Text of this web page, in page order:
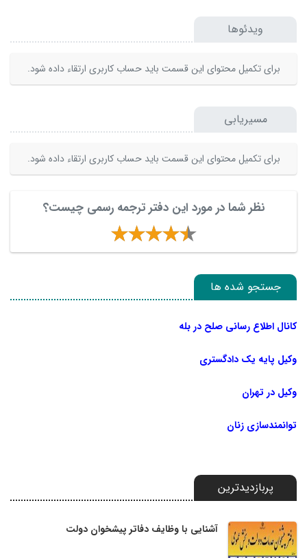
ویدئوها
برای تکمیل محتوای این قسمت باید حساب کاربری ارتقاء داده شود.
مسیریابی
برای تکمیل محتوای این قسمت باید حساب کاربری ارتقاء داده شود.
نظر شما در مورد این دفتر ترجمه رسمی چیست؟
جستجو شده ها
کانال اطلاع رسانی صلح در بله
وکیل پایه یک دادگستری
وکیل در تهران
توانمندسازی زنان
پربازدیدترین
آشنایی با وظایف دفاتر پیشخوان دولت